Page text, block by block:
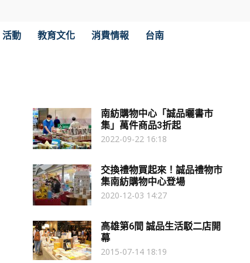
活動 教育文化 消費情報 台南
南紡購物中心「誠品曬書市
集」萬件商品3折起
2022-09-22 16:18
交換禮物買起來！誠品禮物市
集南紡購物中心登場
2020-12-03 14:27
高雄第6間 誠品生活駁二店開
幕
2015-07-14 18:19